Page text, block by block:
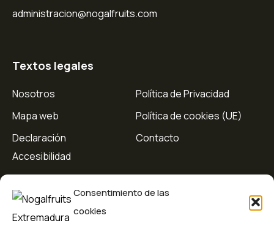
Consentimiento de las
cookies
administracion@nogalfruits.com
Textos legales
Nosotros
Mapa web
Declaración
Accesibilidad
Política de Privacidad
Política de cookies (UE)
Contacto